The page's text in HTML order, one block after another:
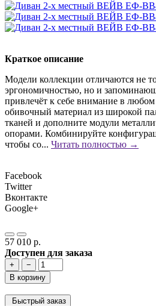
Краткое описание
Модели коллекции отличаются не
эргономичностью, но и
привлечёт к себе внимание в
обивочный материал из широкой
тканей и дополните модули
опорами. Комбинируйте
чтобы со... Читать полностью →
Facebook
Twitter
Вконтакте
Google+
57 010 р.
Доступен для заказа
+
−
В корзину
Быстрый заказ